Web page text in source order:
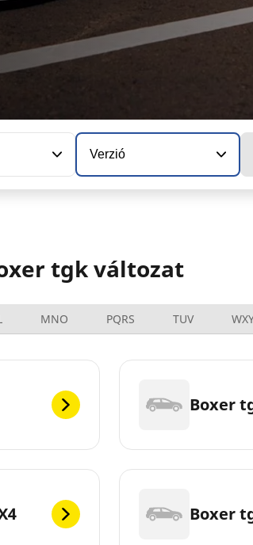
Verzió
tgk változat
MNO PQRS TUV
Boxer
Boxer